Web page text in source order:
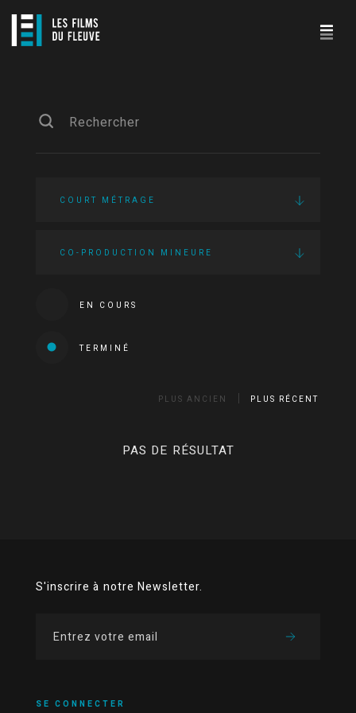
COURT MÉTRAGE
CO-PRODUCTION MINEURE
EN COURS
TERMINÉ
PLUS ANCIEN PLUS RÉCENT
PAS DE RÉSULTAT
S'inscrire à notre Newsletter.
SE CONNECTER